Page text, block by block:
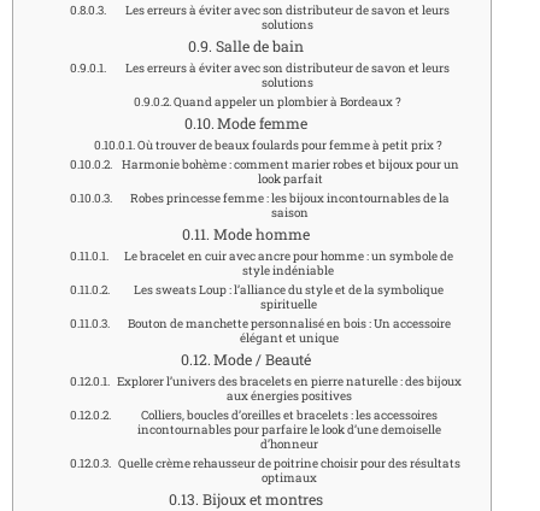
Les erreurs à éviter avec son distributeur de savon et leurs
solutions
Salle de bain
Les erreurs à éviter avec son distributeur de savon et leurs
solutions
Quand appeler un plombier à Bordeaux ?
Mode femme
Où trouver de beaux foulards pour femme à petit prix ?
Harmonie bohème : comment marier robes et bijoux pour un
look parfait
Robes princesse femme : les bijoux incontournables de la
saison
Mode homme
Le bracelet en cuir avec ancre pour homme : un symbole de
style indéniable
Les sweats Loup : l’alliance du style et de la symbolique
spirituelle
Bouton de manchette personnalisé en bois : Un accessoire
élégant et unique
Mode / Beauté
Explorer l’univers des bracelets en pierre naturelle : des bijoux
aux énergies positives
Colliers, boucles d’oreilles et bracelets : les accessoires
incontournables pour parfaire le look d’une demoiselle
d’honneur
Quelle crème rehausseur de poitrine choisir pour des résultats
optimaux
Bijoux et montres